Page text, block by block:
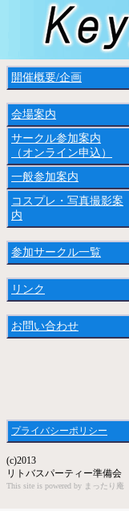
開催概要/企画
会場案内
サークル参加案内
（オンライン申込）
一般参加案内
コスプレ・写真撮影案
内
参加サークル一覧
リンク
お問い合わせ
プライバシーポリシー
(c)2013
リトバスパーティー準備会
This site is powered by まったり庵